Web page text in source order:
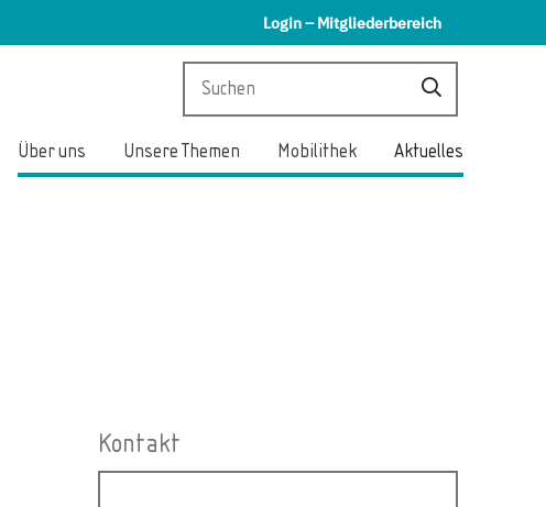
Login – Mitgliederbereich
Über uns Unsere Themen Mobilithek Aktuelles
Kontakt